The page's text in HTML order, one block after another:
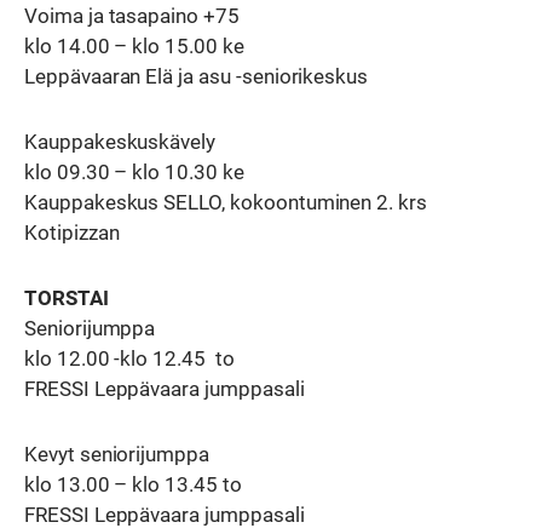
Voima ja tasapaino +75
klo 14.00 – klo 15.00 ke
Leppävaaran Elä ja asu -seniorikeskus
Kauppakeskuskävely
klo 09.30 – klo 10.30 ke
Kauppakeskus SELLO, kokoontuminen 2. krs
Kotipizzan
TORSTAI
Seniorijumppa
klo 12.00 -klo 12.45 to
FRESSI Leppävaara jumppasali
Kevyt seniorijumppa
klo 13.00 – klo 13.45 to
FRESSI Leppävaara jumppasali